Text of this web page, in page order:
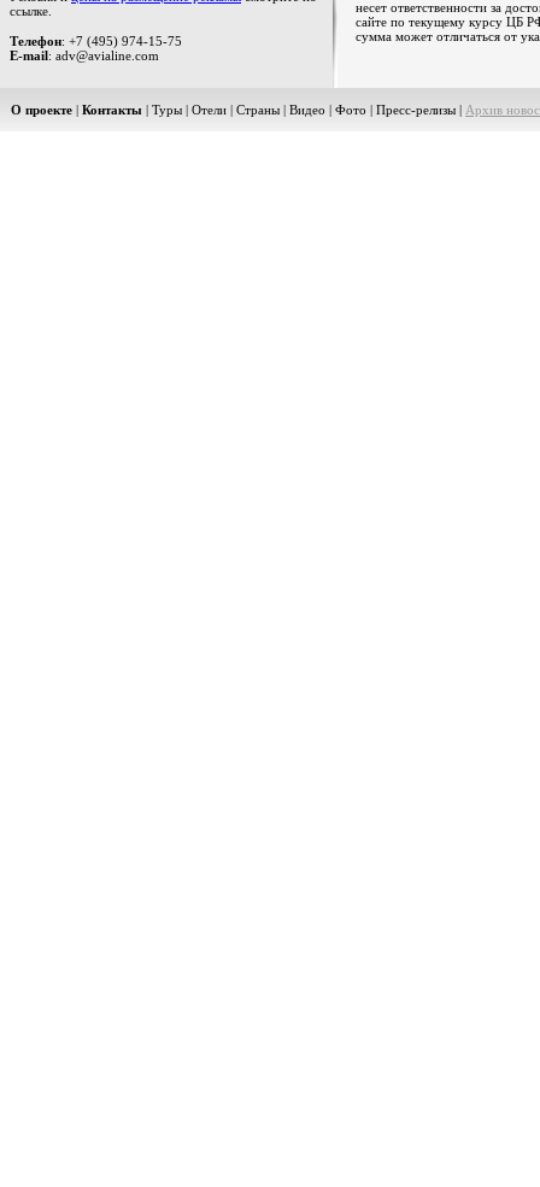
ссылке.
Телефон: +7 (495) 974-15-75
E-mail: adv@avialine.com
несет ответственности за
сайте по текущему курсу ЦБ
сумма может отличаться от
О проекте | Контакты | Туры | Отели | Страны | Видео | Фото | Пресс-релизы | Архив